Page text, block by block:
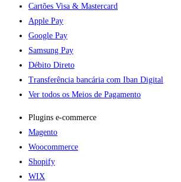
Cartões Visa & Mastercard
Apple Pay
Google Pay
Samsung Pay
Débito Direto
Transferência bancária com Iban Digital
Ver todos os Meios de Pagamento
Plugins e-commerce​
Magento
Woocommerce
Shopify
WIX